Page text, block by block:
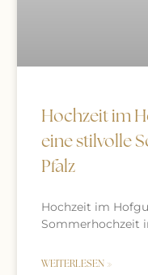
Hochzeit im
eine stilvolle
Pfalz
Hochzeit im
Sommerhochzeit
WEITERLESEN »